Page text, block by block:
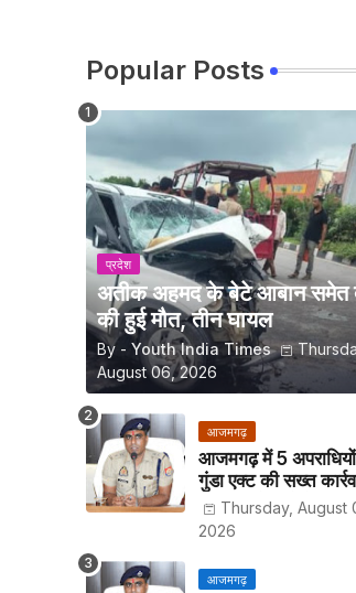
Popular Posts
प्रदेश
अतीक अहमद के बेटे आबान समेत
की हुई मौत, तीन घायल
By - Youth India Times
August 06, 2026
आजमगढ़
आजमगढ़ में 5
गुंडा एक्ट की सख्त
हर पखवाड़े थाने में लगानी
हाजिरी
Thursday, August
2026
आजमगढ़